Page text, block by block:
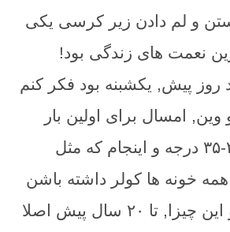
و لم دادن زیر کرسی یکی
نعمت های زندگی بود!
روز پیش, یکشبنه بود فکر کنم
امسال برای اولین بار
رسیده بود به ۳۴-۳۵ درجه و اینجام که مثل
خونه ها کولر داشته باشن
و ایر کاندیشن و این چیزا, تا ۲۰ سال پیش اصلا